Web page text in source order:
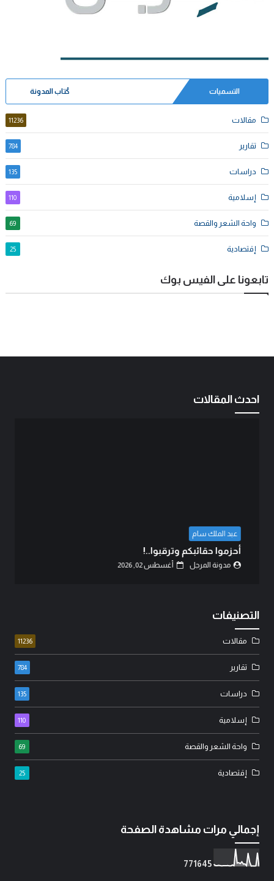
التسميات كُتاب المدونة
مقالات 11236
تقارير 784
دراسات 135
إسلامية 110
واحة الشعر والقصة 69
إقتصادية 25
تابعونا على الفيس بوك
احدث المقالات
عبد الملك سام
أحزموا حقائبكم وترقبوا..!
مدونة المرجل أغسطس 02, 2026
التصنيفات
مقالات 11236
تقارير 784
دراسات 135
إسلامية 110
واحة الشعر والقصة 69
إقتصادية 25
إجمالي مرات مشاهدة الصفحة
771645